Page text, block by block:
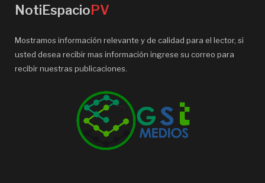
NotiEspacioPV
Mostramos información relevante y de calidad para el lector, si
usted desea recibir mas información ingrese su correo para
recibir nuestras publicaciones.